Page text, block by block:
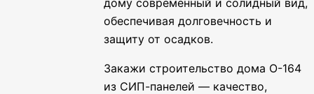
обеспечивая долговечность и
защиту от осадков.
Закажи строительство дома О-164
из СИП-панелей — качество,